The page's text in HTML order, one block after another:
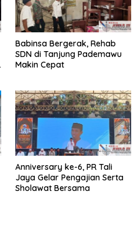
Babinsa Bergerak, Rehab
SDN di Tanjung Pademawu
Makin Cepat
Anniversary ke-6, PR Tali
Jaya Gelar Pengajian Serta
Sholawat Bersama